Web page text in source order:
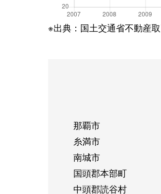
※出典：国土交通省不動産
那覇市
糸満市
南城市
国頭郡本部町
中頭郡読谷村